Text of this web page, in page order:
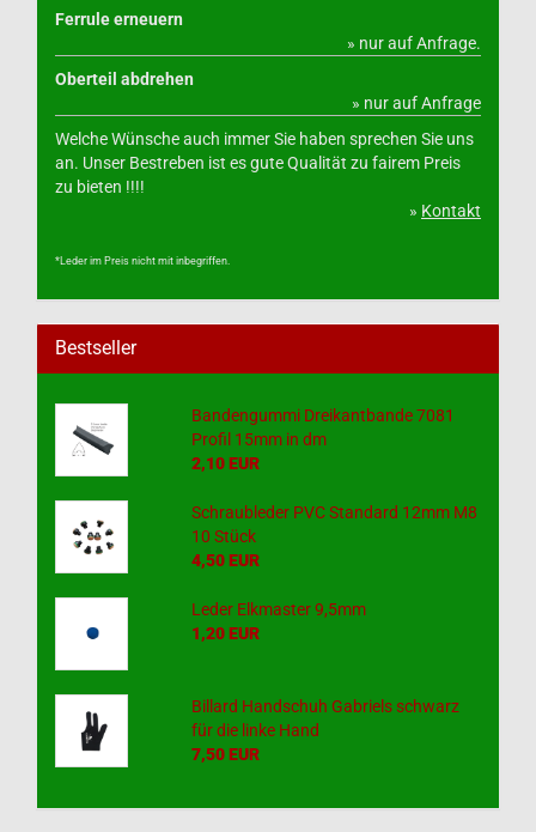
Ferrule erneuern
» nur auf Anfrage.
Oberteil abdrehen
» nur auf Anfrage
Welche Wünsche auch immer Sie haben sprechen Sie uns
an. Unser Bestreben ist es gute Qualität zu fairem Preis
zu bieten !!!!
» Kontakt
*Leder im Preis nicht mit inbegriffen.
Bestseller
Bandengummi Dreikantbande 7081
Profil 15mm in dm
2,10 EUR
Schraubleder PVC Standard 12mm M8
10 Stück
4,50 EUR
Leder Elkmaster 9,5mm
1,20 EUR
Billard Handschuh Gabriels schwarz
für die linke Hand
7,50 EUR